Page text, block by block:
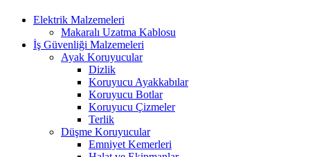
Elektrik Malzemeleri
Makaralı Uzatma Kablosu
İş Güvenliği Malzemeleri
Ayak Koruyucular
Dizlik
Koruyucu Ayakkabılar
Koruyucu Botlar
Koruyucu Çizmeler
Terlik
Düşme Koruyucular
Emniyet Kemerleri